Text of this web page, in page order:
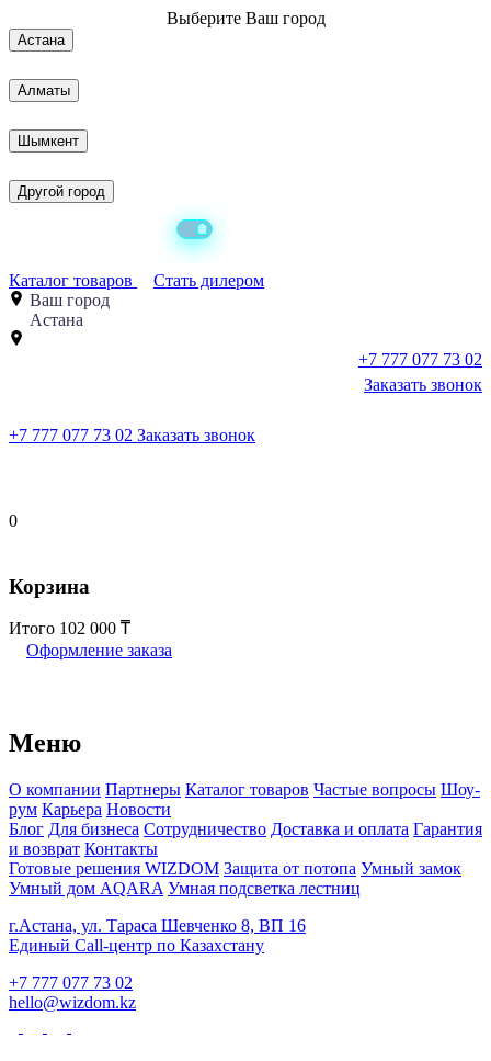
Выберите Ваш город
Астана
Алматы
Шымкент
Другой город
Каталог товаров
Стать дилером
Ваш город
Астана
+7 777 077 73 02
Заказать звонок
+7 777 077 73 02 Заказать звонок
0
Корзина
Итого 102 000
Оформление заказа
Меню
О компании Партнеры Каталог товаров Частые вопросы Шоу-
рум Карьера Новости
Блог Для бизнеса Сотрудничество Доставка и оплата Гарантия
и возврат Контакты
Готовые решения WIZDOM Защита от потопа Умный замок
Умный дом AQARA Умная подсветка лестниц
г.Астана, ул. Тараса Шевченко 8, ВП 16
Единый Call-центр по Казахстану
+7 777 077 73 02
hello@wizdom.kz